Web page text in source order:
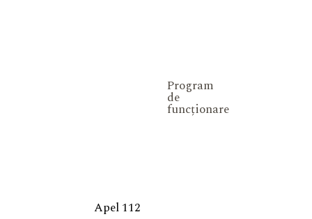
Program
de
funcționare
Apel 112